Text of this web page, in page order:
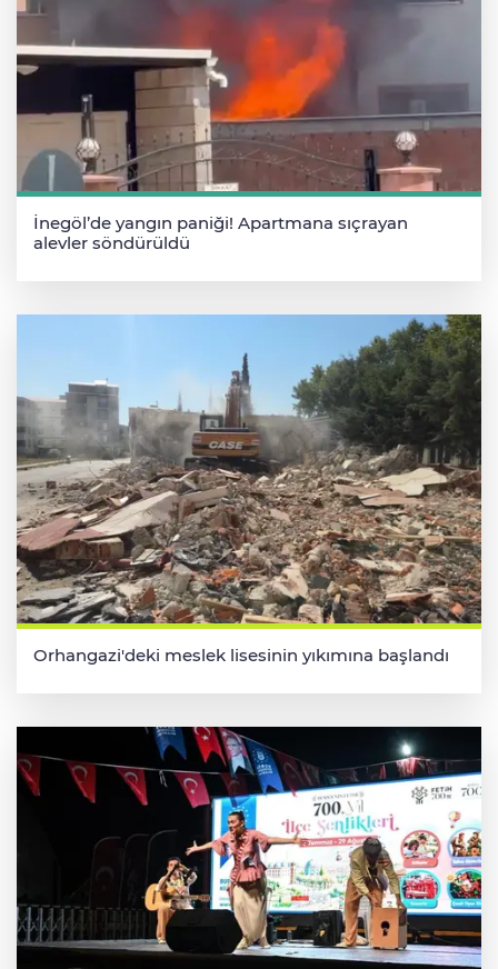
İnegöl’de yangın paniği! Apartmana sıçrayan
alevler söndürüldü
Orhangazi'deki meslek lisesinin yıkımına başlandı